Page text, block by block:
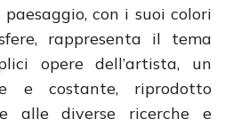
con i suoi colori
rappresenta il tema
opere dell’artista, un
e costante, riprodotto
alle diverse ricerche e